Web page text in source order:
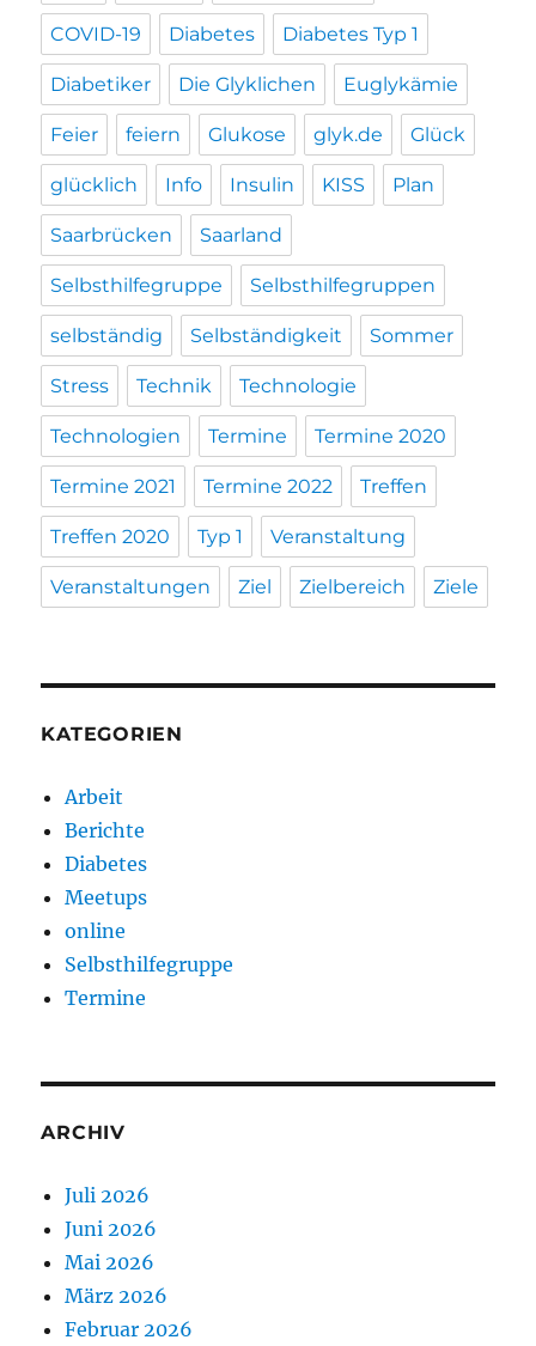
COVID-19 Diabetes Diabetes Typ 1
Diabetiker Die Glyklichen Euglykämie
Feier feiern Glukose glyk.de Glück
glücklich Info Insulin KISS Plan
Saarbrücken Saarland
Selbsthilfegruppe Selbsthilfegruppen
selbständig Selbständigkeit Sommer
Stress Technik Technologie
Technologien Termine Termine 2020
Termine 2021 Termine 2022 Treffen
Treffen 2020 Typ 1 Veranstaltung
Veranstaltungen Ziel Zielbereich Ziele
KATEGORIEN
Arbeit
Berichte
Diabetes
Meetups
online
Selbsthilfegruppe
Termine
ARCHIV
Juli 2026
Juni 2026
Mai 2026
März 2026
Februar 2026